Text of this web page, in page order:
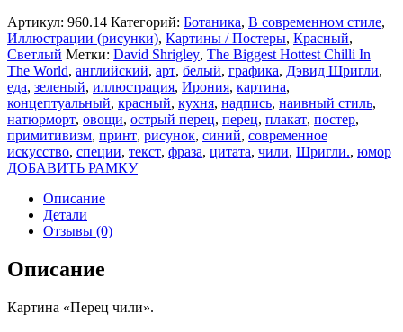
Артикул: 960.14 Категорий: Ботаника, В современном стиле,
Иллюстрации (рисунки), Картины / Постеры, Красный,
Светлый Метки: David Shrigley, The Biggest Hottest Chilli In
The World, английский, арт, белый, графика, Дэвид Шригли,
еда, зеленый, иллюстрация, Ирония, картина,
концептуальный, красный, кухня, надпись, наивный стиль,
натюрморт, овощи, острый перец, перец, плакат, постер,
примитивизм, принт, рисунок, синий, современное
искусство, специи, текст, фраза, цитата, чили, Шригли., юмор
ДОБАВИТЬ РАМКУ
Описание
Детали
Отзывы (0)
Описание
Картина «Перец чили».